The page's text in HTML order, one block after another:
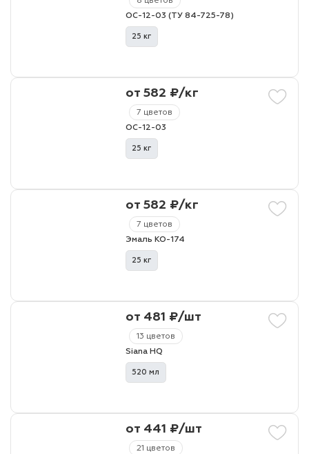
ОС-12-03 (ТУ 84-725-78)
25 кг
7 цветов
от 582 ₽/кг
ОС-12-03
25 кг
7 цветов
от 582 ₽/кг
Эмаль КО-174
25 кг
13 цветов
от 481 ₽/шт
Siana HQ
520 мл
21 цветов
от 441 ₽/шт